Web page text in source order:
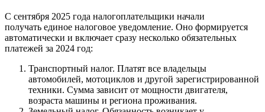
С сентября 2025 года налогоплательщики начали
получать единое налоговое уведомление. Оно формируется
автоматически и включает сразу несколько обязательных
платежей за 2024 год:
Транспортный налог. Платят все владельцы
автомобилей, мотоциклов и другой зарегистрированной
техники. Сумма зависит от мощности двигателя,
возраста машины и региона проживания.